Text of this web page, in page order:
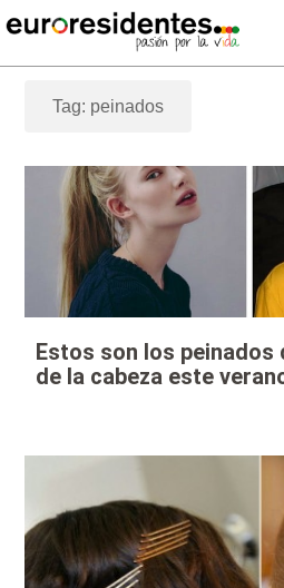
Tag: peinados
Estos son los peinados
de la cabeza este